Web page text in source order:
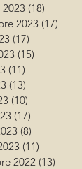
(18)
2023 (17)
(17)
(15)
(11)
(13)
(10)
(17)
(8)
(11)
2022 (13)